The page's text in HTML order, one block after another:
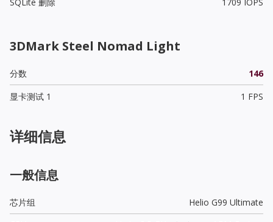
3DMark Steel Nomad Light
分数
146
显卡测试 1
1 FPS
详细信息
一般信息
芯片组
Helio G99 Ultimate